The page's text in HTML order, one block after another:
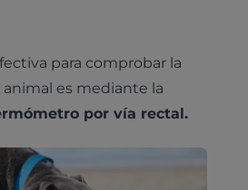
para comprobar la
es mediante la
por vía rectal.